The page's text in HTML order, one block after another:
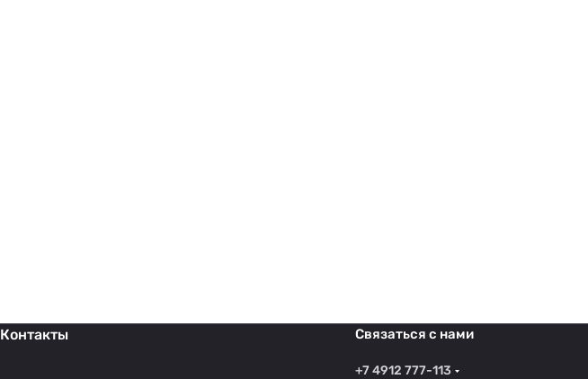
Контакты Связаться с нами
+7 4912 777-113